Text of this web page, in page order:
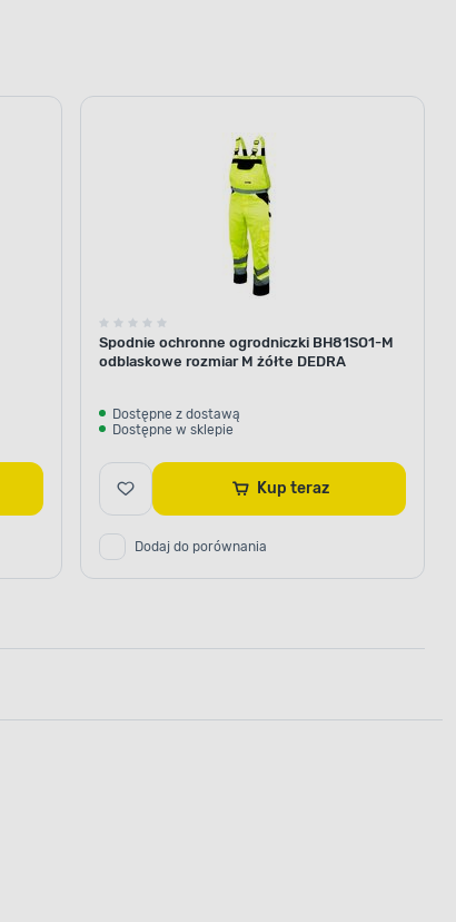
Spodnie ochronne ogrodniczki BH81SO1-M
odblaskowe rozmiar M żółte DEDRA
Dostępne z dostawą
Dostępne w sklepie
Kup teraz
Dodaj do porównania